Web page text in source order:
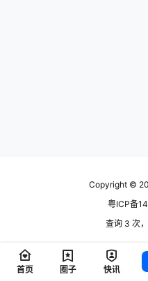
Copyright ©
粤ICP备
查询 3 次
首页 圈子 快讯